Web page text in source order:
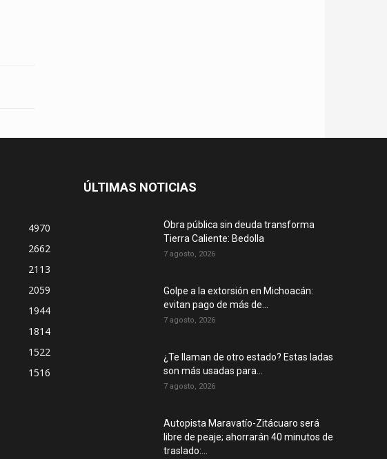
4970
2662
2113
2059
1944
1814
1522
1516
ÚLTIMAS NOTICIAS
Obra pública sin deuda transforma
Tierra Caliente: Bedolla
7 agosto, 2026
Golpe a la extorsión en Michoacán:
evitan pago de más de...
7 agosto, 2026
¿Te llaman de otro estado? Estas ladas
son más usadas para...
7 agosto, 2026
Autopista Maravatío-Zitácuaro será
libre de peaje; ahorrarán 40 minutos de
traslado:...